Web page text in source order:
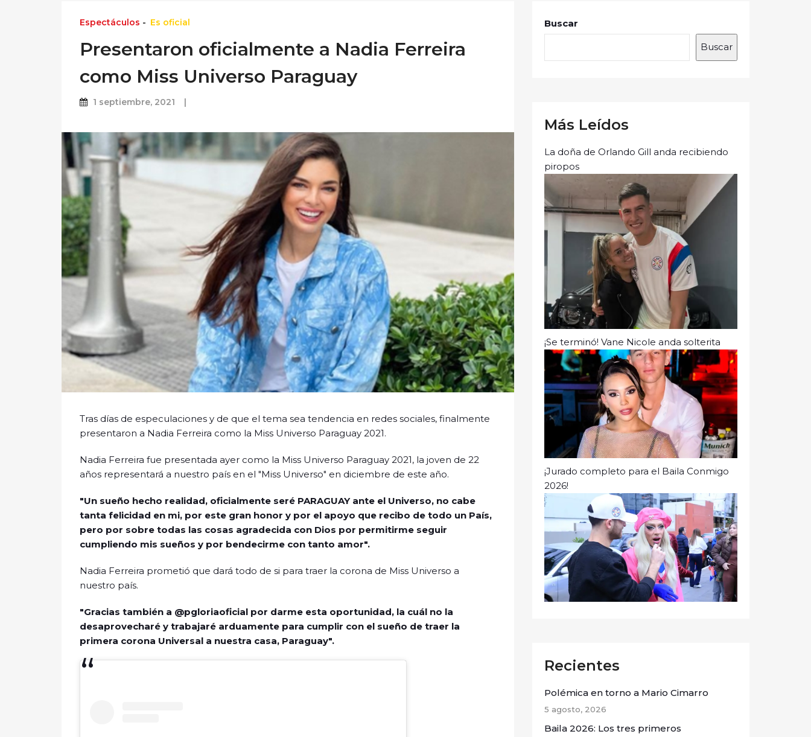
Espectáculos - Es oficial
Presentaron oficialmente a Nadia Ferreira
como Miss Universo Paraguay
1 septiembre, 2021
Tras días de especulaciones y de que el tema sea tendencia en redes sociales, finalmente
presentaron a Nadia Ferreira como la Miss Universo Paraguay 2021.
Nadia Ferreira fue presentada ayer como la Miss Universo Paraguay 2021, la joven de 22
años representará a nuestro país en el "Miss Universo" en diciembre de este año.
"Un sueño hecho realidad, oficialmente seré PARAGUAY ante el Universo, no cabe
tanta felicidad en mi, por este gran honor y por el apoyo que recibo de todo un País,
pero por sobre todas las cosas agradecida con Dios por permitirme seguir
cumpliendo mis sueños y por bendecirme con tanto amor".
Nadia Ferreira prometió que dará todo de si para traer la corona de Miss Universo a
nuestro país.
"Gracias también a @pgloriaoficial por darme esta oportunidad, la cuál no la
desaprovecharé y trabajaré arduamente para cumplir con el sueño de traer la
primera corona Universal a nuestra casa, Paraguay".
Buscar
Buscar
Más Leídos
La doña de Orlando Gill anda recibiendo
piropos
¡Se terminó! Vane Nicole anda solterita
¡Jurado completo para el Baila Conmigo
2026!
Recientes
Polémica en torno a Mario Cimarro
5 agosto, 2026
Baila 2026: Los tres primeros